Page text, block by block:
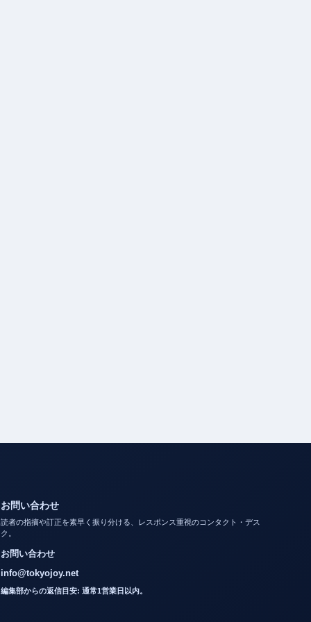
お問い合わせ
読者の指摘や訂正を素早く振り分ける、レスポンス重視のコンタクト・デス
ク。
お問い合わせ
info@tokyojoy.net
編集部からの返信目安: 通常1営業日以内。